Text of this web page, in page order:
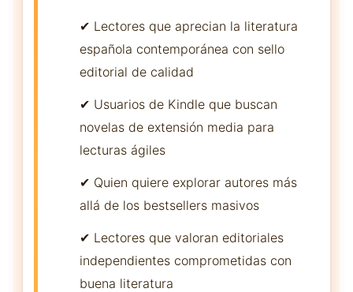
✔ Lectores que aprecian la literatura
española contemporánea con sello
editorial de calidad
✔ Usuarios de Kindle que buscan
novelas de extensión media para
lecturas ágiles
✔ Quien quiere explorar autores más
allá de los bestsellers masivos
✔ Lectores que valoran editoriales
independientes comprometidas con
buena literatura